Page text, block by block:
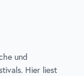
und
Hier liest